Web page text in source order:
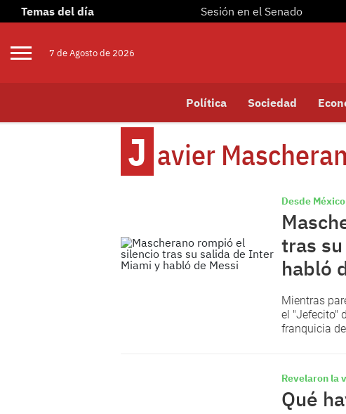
Temas del día Sesión en el Senado
7 deAgostode 2026
Política Sociedad
J Avier
Desde México
tras
habló
Mientras
el "Jefecito"
franquicia
Revelaron la
Qué